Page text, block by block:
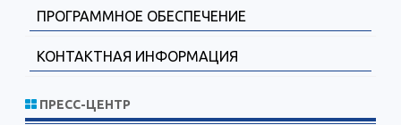
ПРОГРАММНОЕ ОБЕСПЕЧЕНИЕ
КОНТАКТНАЯ ИНФОРМАЦИЯ
ПРЕСС-ЦЕНТР